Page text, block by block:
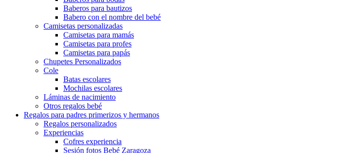
Baberos para bautizos
Babero con el nombre del bebé
Camisetas personalizadas
Camisetas para mamás
Camisetas para profes
Camisetas para papás
Chupetes Personalizados
Cole
Batas escolares
Mochilas escolares
Láminas de nacimiento
Otros regalos bebé
Regalos para padres primerizos y hermanos
Regalos personalizados
Experiencias
Cofres experiencia
Sesión fotos Bebé Zaragoza